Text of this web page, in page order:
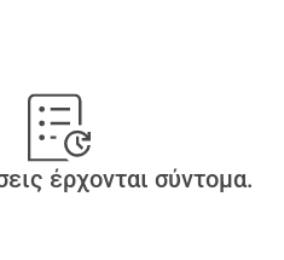
έρχονται σύντομα.